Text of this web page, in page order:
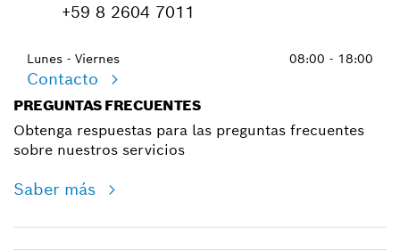
+59 8 2604 7011
Lunes - Viernes 08:00 - 18:00
Contacto
PREGUNTAS FRECUENTES
Obtenga respuestas para las preguntas frecuentes
sobre nuestros servicios
Saber más